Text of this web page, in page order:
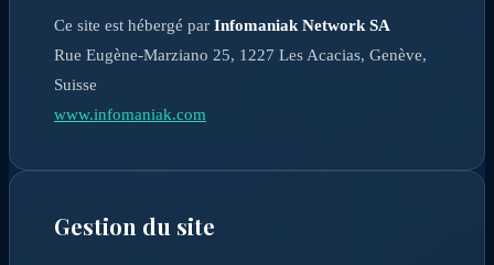
Ce site est hébergé par Infomaniak Network SA
Rue Eugène-Marziano 25, 1227 Les Acacias, Genève,
Suisse
www.infomaniak.com
Gestion du site